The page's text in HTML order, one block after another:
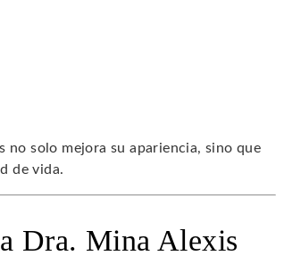
no solo mejora su apariencia, sino que
de vida.
Dra. Mina Alexis